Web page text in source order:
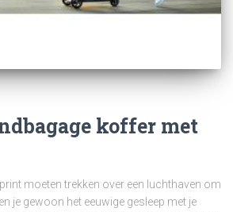
koffer met
moeten trekken over een luchthaven om
je gewoon het eeuwige gesleep met je